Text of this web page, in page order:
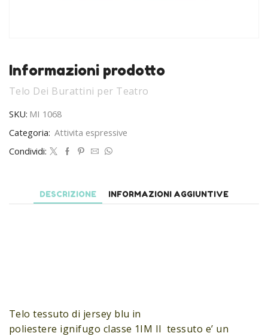
Informazioni prodotto
Telo Dei Burattini per Teatro
SKU: MI 1068
Categoria: Attivita espressive
Condividi:
DESCRIZIONE INFORMAZIONI AGGIUNTIVE
Telo tessuto di jersey blu in
poliestere ignifugo classe 1IM Il tessuto e’ un